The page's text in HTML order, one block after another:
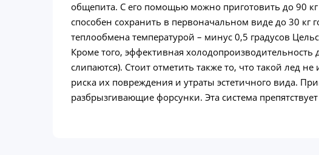
общепита. С его помощью можно приготовить до 90
способен сохранить в первоначальном виде до 30
теплообмена температурой – минус 0,5 градусов
Кроме того, эффективная холодопроизводительность
слипаются). Стоит отметить также то, что такой лед
риска их повреждения и утраты эстетичного вида.
разбрызгивающие форсунки. Эта система